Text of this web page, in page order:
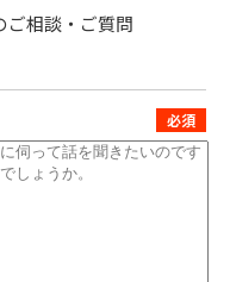
ご相談・ご質問